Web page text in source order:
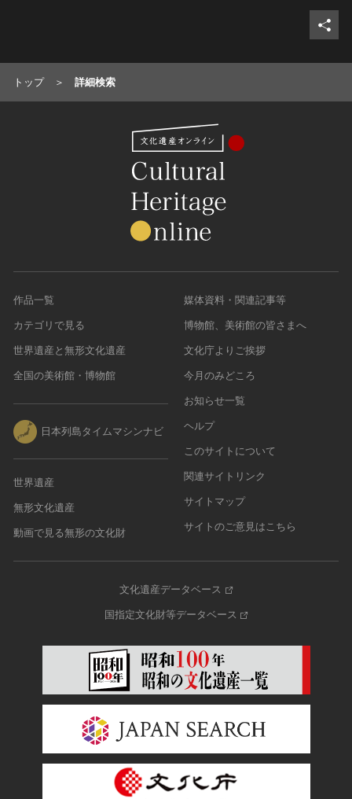
トップ 詳細検索
作品一覧
カテゴリで見る
世界遺産と無形文化遺産
全国の美術館・博物館
日本列島タイムマシンナビ
世界遺産
無形文化遺産
動画で見る無形の文化財
媒体資料・関連記事等
博物館、美術館の皆さまへ
文化庁よりご挨拶
今月のみどころ
お知らせ一覧
ヘルプ
このサイトについて
関連サイトリンク
サイトマップ
サイトのご意見はこちら
文化遺産データベース
国指定文化財等データベース